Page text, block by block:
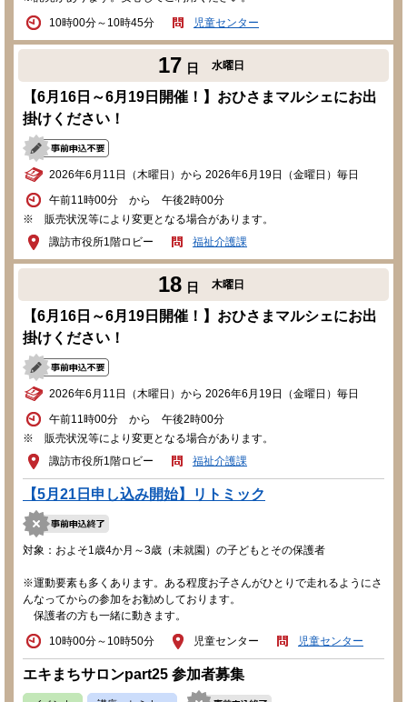
10時00分～10時45分
児童センター
17 日 水曜日
【6月16日～6月19日開催！】おひさまマルシェにお出
掛けください！
2026年6月11日（木曜日）から 2026年6月19日（金曜日）毎日
午前11時00分 から 午後2時00分
※ 販売状況等により変更となる場合があります。
諏訪市役所1階ロビー
福祉介護課
18 日 木曜日
【6月16日～6月19日開催！】おひさまマルシェにお出
掛けください！
2026年6月11日（木曜日）から 2026年6月19日（金曜日）毎日
午前11時00分 から 午後2時00分
※ 販売状況等により変更となる場合があります。
諏訪市役所1階ロビー
福祉介護課
【5月21日申し込み開始】リトミック
対象：およそ1歳4か月～3歳（未就園）の子どもとその保護者
※運動要素も多くあります。ある程度お子さんがひとりで走れるようにさ
んなってからの参加をお勧めしております。
保護者の方も一緒に動きます。
10時00分～10時50分
児童センター 児童センター
エキまちサロンpart25 参加者募集